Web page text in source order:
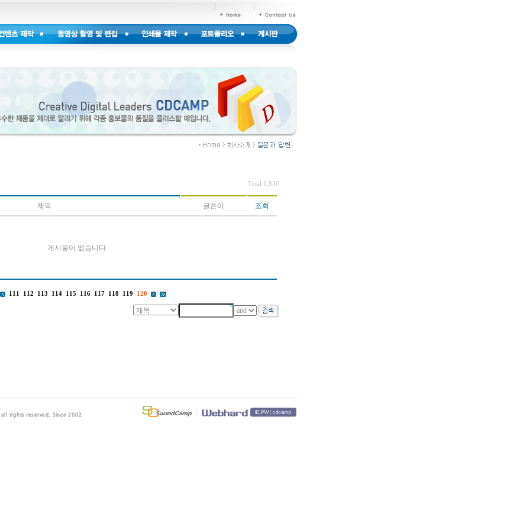
Total 1,830
제목 글쓴이 조회
게시물이 없습니다.
111 112 113 114 115 116 117 118 119 120